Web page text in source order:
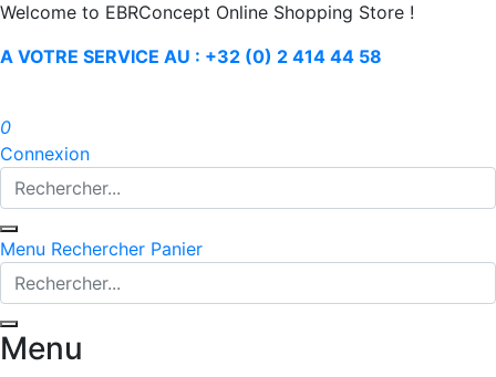
Welcome to EBRConcept Online Shopping Store !
A VOTRE SERVICE AU : +32 (0) 2 414 44 58
0
Connexion
Menu Rechercher Panier
Menu